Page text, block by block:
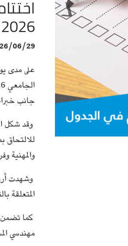
2026
06/29
الجامعي 2026 تحت شعار
جانب
وقد شكل
للالتحاق
والمهنية
وشهدت
المتعلقة
كما تضمن
مهندسي